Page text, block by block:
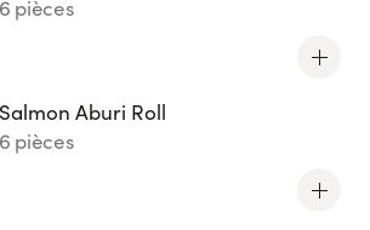
6 pièces
Salmon Aburi Roll
6 pièces